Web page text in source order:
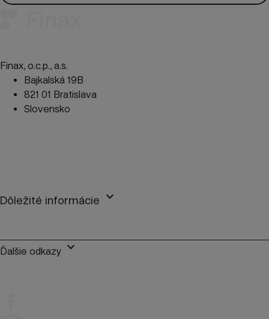
Finax, o.c.p., a.s.
Bajkalská 19B
821 01 Bratislava
Slovensko
Dôležité informácie keyboard_arrow_down
Ďalšie odkazy keyboard_arrow_down